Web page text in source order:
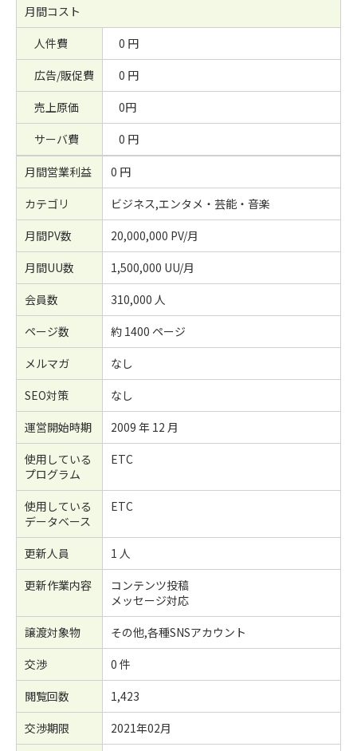
月間コスト
人件費
0 円
広告/販促費
0 円
売上原価
0円
サーバ費
0 円
月間営業利益
0 円
カテゴリ
ビジネス,エンタメ・芸能・音楽
月間PV数
20,000,000 PV/月
月間UU数
1,500,000 UU/月
会員数
310,000 人
ページ数
約 1400 ページ
メルマガ
なし
SEO対策
なし
運営開始時期
2009 年 12 月
使用している
プログラム
ETC
使用している
データベース
ETC
更新人員
1 人
更新作業内容
コンテンツ投稿
メッセージ対応
譲渡対象物
その他,各種SNSアカウント
交渉
0 件
閲覧回数
1,423
交渉期限
2021年02月